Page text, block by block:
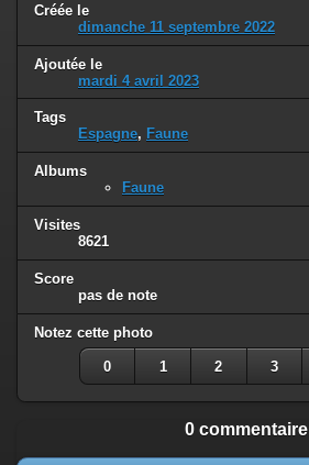
Créée le
dimanche 11 septembre 2022
Ajoutée le
mardi 4 avril 2023
Tags
Espagne, Faune
Albums
Faune
Visites
8621
Score
pas de note
Notez cette photo
0 1 2 3
0 commentaire